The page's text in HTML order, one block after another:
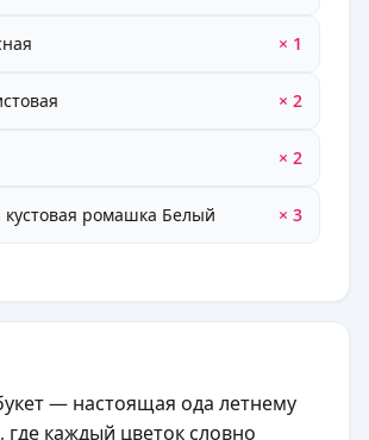
× 1
× 2
× 2
кустовая ромашка Белый × 3
— настоящая ода летнему
каждый цветок словно